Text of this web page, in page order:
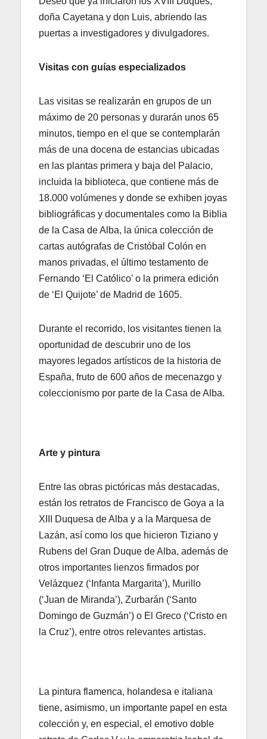
doña Cayetana y don Luis, abriendo las
puertas a investigadores y divulgadores.
Visitas con guías especializados
Las visitas se realizarán en grupos de un
máximo de 20 personas y durarán unos 65
minutos, tiempo en el que se contemplarán
más de una docena de estancias ubicadas
en las plantas primera y baja del Palacio,
incluida la biblioteca, que contiene más de
18.000 volúmenes y donde se exhiben joyas
bibliográficas y documentales como la Biblia
de la Casa de Alba, la única colección de
cartas autógrafas de Cristóbal Colón en
manos privadas, el último testamento de
Fernando ‘El Católico’ o la primera edición
de ‘El Quijote’ de Madrid de 1605.
Durante el recorrido, los visitantes tienen la
oportunidad de descubrir uno de los
mayores legados artísticos de la historia de
España, fruto de 600 años de mecenazgo y
coleccionismo por parte de la Casa de Alba.
Arte y pintura
Entre las obras pictóricas más destacadas,
están los retratos de Francisco de Goya a la
XIII Duquesa de Alba y a la Marquesa de
Lazán, así como los que hicieron Tiziano y
Rubens del Gran Duque de Alba, además de
otros importantes lienzos firmados por
Velázquez (‘Infanta Margarita’), Murillo
(‘Juan de Miranda’), Zurbarán (‘Santo
Domingo de Guzmán’) o El Greco (‘Cristo en
la Cruz’), entre otros relevantes artistas.
La pintura flamenca, holandesa e italiana
tiene, asimismo, un importante papel en esta
colección y, en especial, el emotivo doble